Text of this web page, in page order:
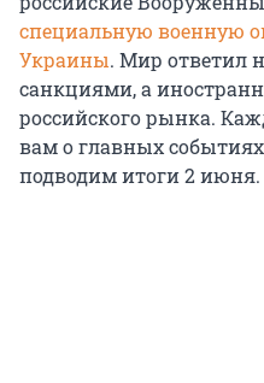
специальную военную
Украины. Мир ответил
санкциями, а
российского рынка.
вам о главных событиях
подводим итоги 2 июня.